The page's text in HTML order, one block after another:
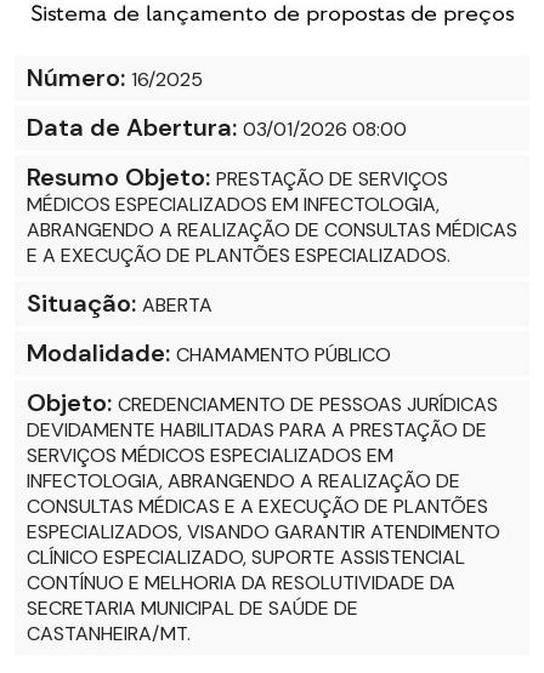
Número: 16/2025
Data de Abertura: 03/01/2026 08:00
Resumo Objeto: PRESTAÇÃO DE SERVIÇOS
MÉDICOS ESPECIALIZADOS EM INFECTOLOGIA,
ABRANGENDO A REALIZAÇÃO DE CONSULTAS MÉDICAS
E A EXECUÇÃO DE PLANTÕES ESPECIALIZADOS.
Situação: ABERTA
Modalidade: CHAMAMENTO PÚBLICO
Objeto: CREDENCIAMENTO DE PESSOAS JURÍDICAS
DEVIDAMENTE HABILITADAS PARA A PRESTAÇÃO DE
SERVIÇOS MÉDICOS ESPECIALIZADOS EM
INFECTOLOGIA, ABRANGENDO A REALIZAÇÃO DE
CONSULTAS MÉDICAS E A EXECUÇÃO DE PLANTÕES
ESPECIALIZADOS, VISANDO GARANTIR ATENDIMENTO
CLÍNICO ESPECIALIZADO, SUPORTE ASSISTENCIAL
CONTÍNUO E MELHORIA DA RESOLUTIVIDADE DA
SECRETARIA MUNICIPAL DE SAÚDE DE
CASTANHEIRA/MT.